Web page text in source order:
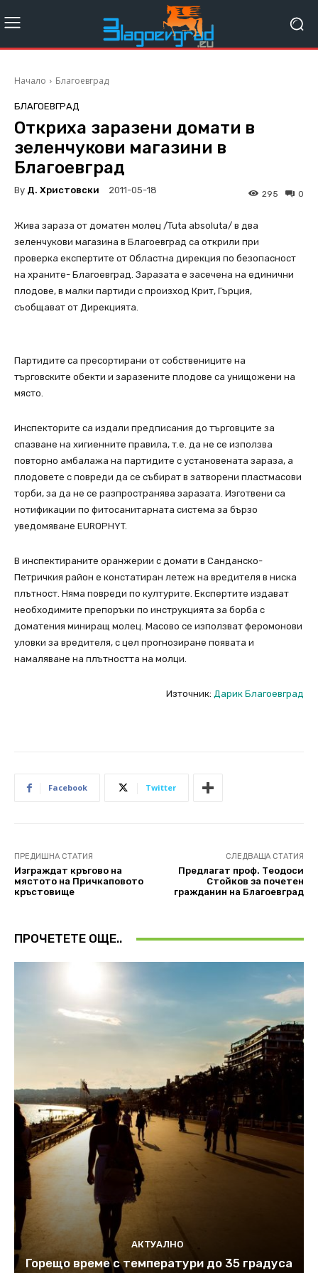
Начало Благоевград
БЛАГОЕВГРАД
Откриха заразени домати в
зеленчукови магазини в
Благоевград
By Д. Христовски 2011-05-18 0
295
Жива зараза от доматен молец /Tuta absoluta/ в два
зеленчукови магазина в Благоевград са открили при
проверка експертите от Областна дирекция по безопасност
на храните- Благоевград. Заразата е засечена на единични
плодове, в малки партиди с произход Крит, Гърция,
съобщават от Дирекцията.
Партидите са пресортирани от собствениците на
търговските обекти и заразените плодове са унищожени на
място.
Инспекторите са издали предписания до търговците за
спазване на хигиенните правила, т.е. да не се използва
повторно амбалажа на партидите с установената зараза, а
плодовете с повреди да се събират в затворени пластмасови
торби, за да не се разпространява заразата. Изготвени са
нотификации по фитосанитарната система за бързо
уведомяване EUROPHYT.
В инспектираните оранжерии с домати в Санданско-
Петричкия район е констатиран летеж на вредителя в ниска
плътност. Няма повреди по културите. Експертите издават
необходимите препоръки по инструкцията за борба с
доматения миниращ молец. Масово се използват феромонови
уловки за вредителя, с цел прогнозиране появата и
намаляване на плътността на молци.
Източник: Дарик Благоевград
Facebook Twitter
ПРЕДИШНА СТАТИЯ
Изграждат кръгово на
мястото на Причкаповото
кръстовище
СЛЕДВАЩА СТАТИЯ
Предлагат проф. Теодоси
Стойков за почетен
гражданин на Благоевград
ПРОЧЕТЕТЕ ОЩЕ..
АКТУАЛНО
Горещо време с температури до 35 градуса